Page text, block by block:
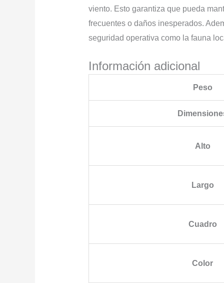
viento. Esto garantiza que pueda
frecuentes o daños inesperados.
seguridad operativa como la fauna
Información adicional
Peso
Alto
Largo
Cuadro
Color